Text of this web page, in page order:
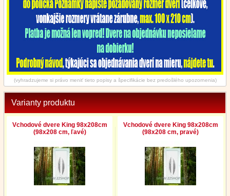
(vyhradzujeme si právo meniť tieto popisy a špecifikácie bez predošlého upozornenia)
Varianty produktu
Vchodové dvere King 98x208cm
(98x208 cm, ľavé)
Vchodové dvere King 98x208cm
(98x208 cm, pravé)